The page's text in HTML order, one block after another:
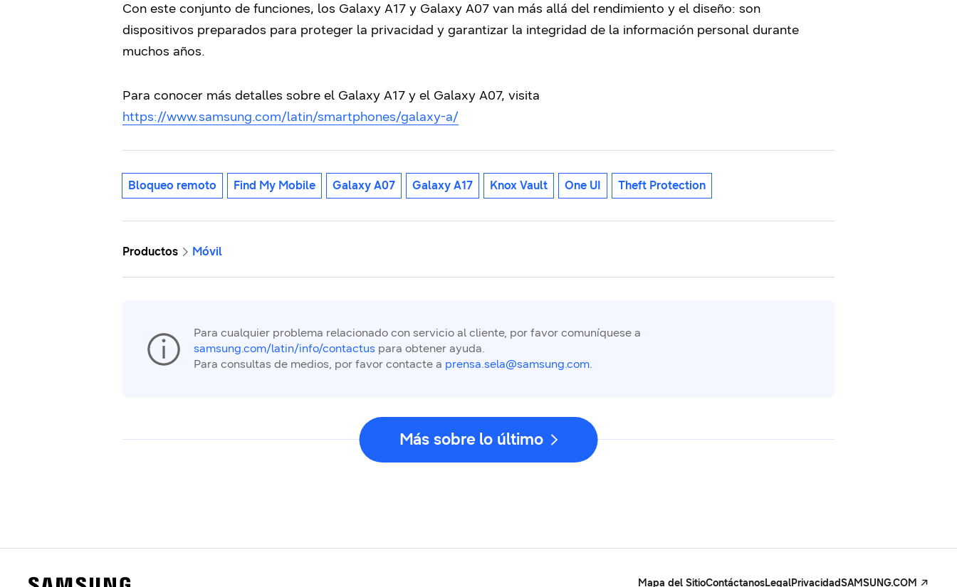
Con este conjunto de funciones, los Galaxy A17 y Galaxy A07 van más allá del rendimiento y el diseño: son
dispositivos preparados para proteger la privacidad y garantizar la integridad de la información personal durante
muchos años.
Para conocer más detalles sobre el Galaxy A17 y el Galaxy A07, visita
https://www.samsung.com/latin/smartphones/galaxy-a/
Bloqueo remoto Find My Mobile Galaxy A07 Galaxy A17 Knox Vault One UI Theft Protection
Productos Móvil
Para cualquier problema relacionado con servicio al cliente, por favor comuníquese a
samsung.com/latin/info/contactus para obtener ayuda.
Para consultas de medios, por favor contacte a prensa.sela@samsung.com.
Más sobre lo último
Mapa del SitioContáctanosLegalPrivacidadSAMSUNG.COM